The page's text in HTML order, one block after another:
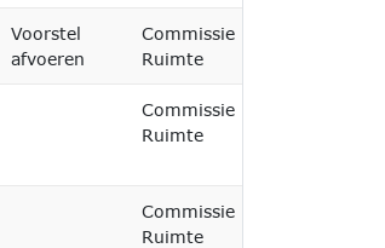
Voorstel
afvoeren
Commissie
Ruimte
Commissie
Ruimte
Commissie
Ruimte